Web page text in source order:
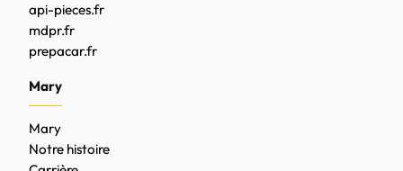
api-pieces.fr
mdpr.fr
prepacar.fr
Mary
Mary
Notre histoire